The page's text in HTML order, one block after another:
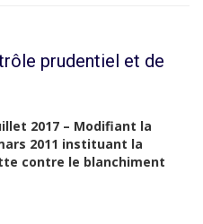
prudentiel et de
2017 – Modifiant la
2011 instituant la
contre le blanchiment